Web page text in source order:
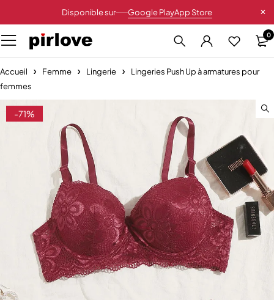
Disponible sur Google PlayApp Store
0
Accueil Femme Lingerie
Lingeries Push Up à armatures pour
femmes
-71%